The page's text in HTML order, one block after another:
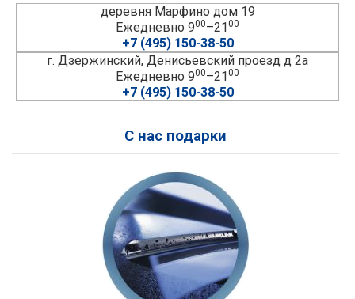
деревня Марфино дом 19
Ежедневно 900–21 00
+7 (495) 150-38-50
г. Дзержинский, Денисьевский проезд д 2а
Ежедневно 900–21 00
+7 (495) 150-38-50
С нас подарки